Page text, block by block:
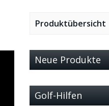
Produktübersicht
Neue Produkte
Golf-Hilfen